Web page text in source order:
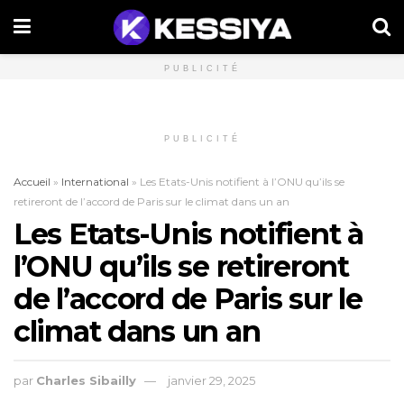
PUBLICITÉ
PUBLICITÉ
Accueil » International » Les Etats-Unis notifient à l’ONU qu’ils se
retireront de l’accord de Paris sur le climat dans un an
Les Etats-Unis notifient à
l’ONU qu’ils se retireront
de l’accord de Paris sur le
climat dans un an
par Charles Sibailly janvier 29, 2025